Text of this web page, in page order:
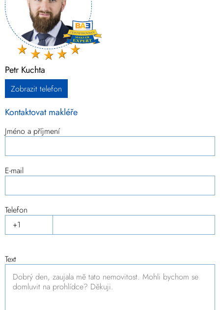
Petr Kuchta
Zobrazit telefon
Kontaktovat makléře
Jméno a příjmení
E-mail
Telefon
Text